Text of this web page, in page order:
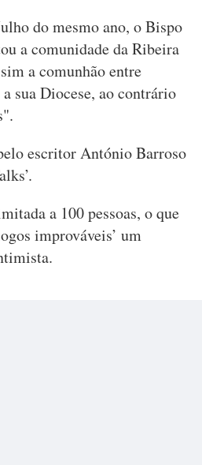
do mesmo ano, o Bispo
a comunidade da Ribeira
a comunhão entre
sua Diocese, ao contrário
escritor António Barroso
a 100 pessoas, o que
improváveis’ um